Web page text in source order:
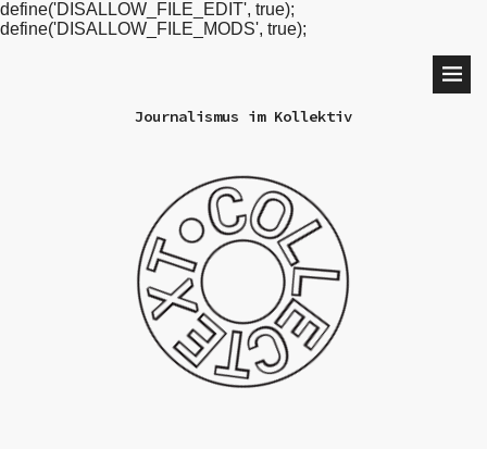
define('DISALLOW_FILE_EDIT', true);
define('DISALLOW_FILE_MODS', true);
Journalismus im Kollektiv